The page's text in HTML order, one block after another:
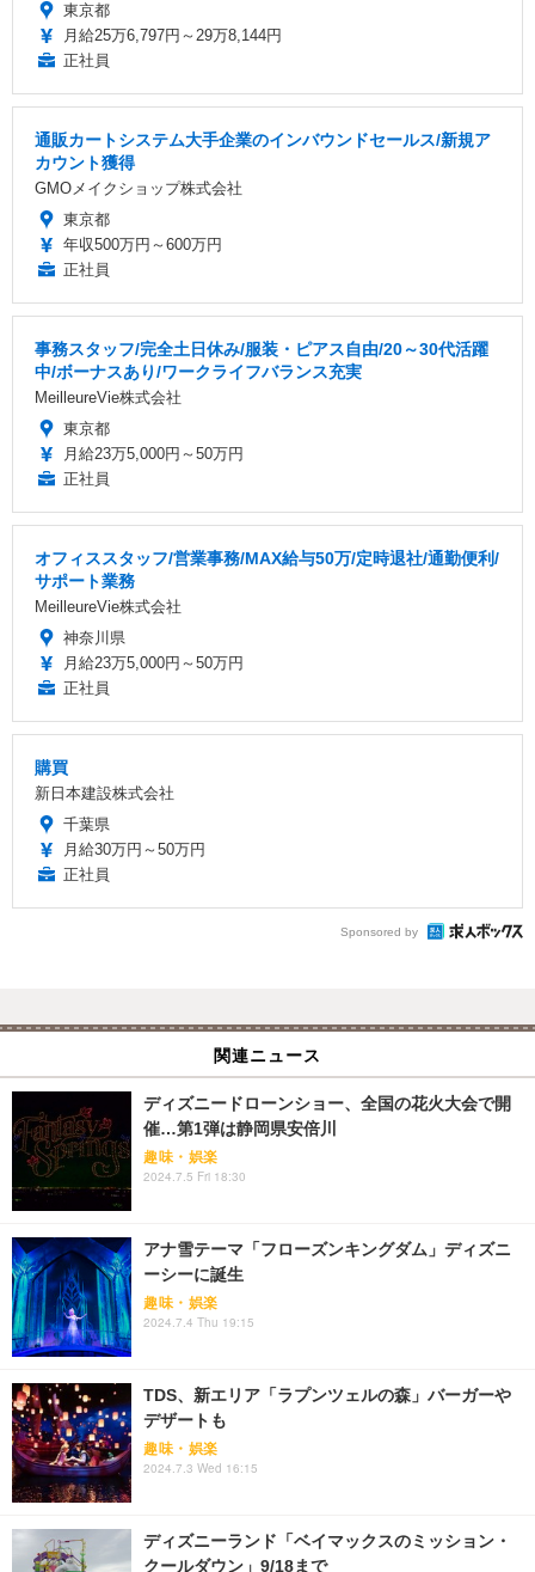
東京都
月給25万6,797円～29万8,144円
正社員
通販カートシステム大手企業のインバウンドセールス/新規ア
カウント獲得
GMOメイクショップ株式会社
東京都
年収500万円～600万円
正社員
事務スタッフ/完全土日休み/服装・ピアス自由/20～30代活躍
中/ボーナスあり/ワークライフバランス充実
MeilleureVie株式会社
東京都
月給23万5,000円～50万円
正社員
オフィススタッフ/営業事務/MAX給与50万/定時退社/通勤便利/
サポート業務
MeilleureVie株式会社
神奈川県
月給23万5,000円～50万円
正社員
購買
新日本建設株式会社
千葉県
月給30万円～50万円
正社員
Sponsored by
関連ニュース
ディズニードローンショー、全国の花火大会で開
催…第1弾は静岡県安倍川
趣味・娯楽
2024.7.5 Fri 18:30
アナ雪テーマ「フローズンキングダム」ディズニ
ーシーに誕生
趣味・娯楽
2024.7.4 Thu 19:15
TDS、新エリア「ラプンツェルの森」バーガーや
デザートも
趣味・娯楽
2024.7.3 Wed 16:15
ディズニーランド「ベイマックスのミッション・
クールダウン」9/18まで